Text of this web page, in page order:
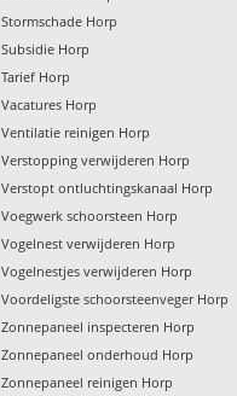
Stormschade Horp
Subsidie Horp
Tarief Horp
Vacatures Horp
Ventilatie reinigen Horp
Verstopping verwijderen Horp
Verstopt ontluchtingskanaal Horp
Voegwerk schoorsteen Horp
Vogelnest verwijderen Horp
Vogelnestjes verwijderen Horp
Voordeligste schoorsteenveger Horp
Zonnepaneel inspecteren Horp
Zonnepaneel onderhoud Horp
Zonnepaneel reinigen Horp